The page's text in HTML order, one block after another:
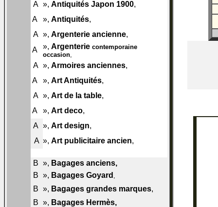
A », Antiquités Japon 1900,
A », Antiquités,
A », Argenterie ancienne,
A », Argenterie contemporaine
occasion,
A », Armoires anciennes,
A », Art Antiquités,
A », Art de la table,
A », Art deco,
A », Art design,
A », Art publicitaire ancien,
B », Bagages anciens,
B », Bagages Goyard ,
B », Bagages grandes marques,
B », Bagages Hermès,